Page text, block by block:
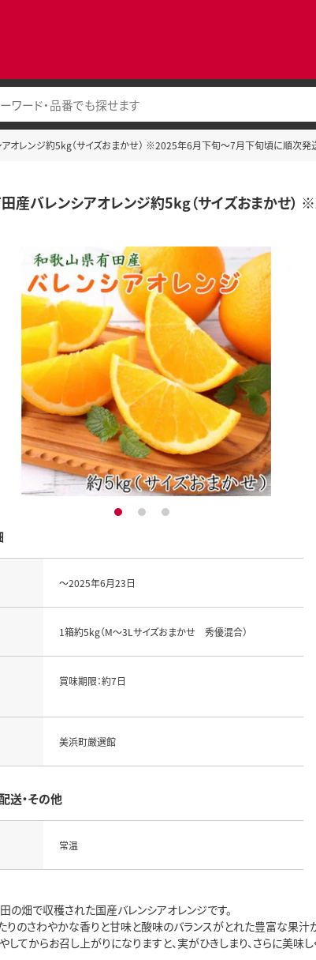
オレンジ約5kg（サイズおまかせ） ※2025年6月下旬～7月下旬頃に順次発
産バレンシアオレンジ約5kg（サイズおまかせ
1 2 3
～2025年6月23日
1箱約5kg（M～3Lサイズおまかせ 秀優混合）
賞味期限：約7日
美浜町厳選館
送・その他
常温
の畑で収穫された国産バレンシアオレンジです。
りのさわやかな香りと甘味と酸味のバランスがとれた豊富な果汁
してからお召し上がりになりますと、実がひきしまり、さらに美味し